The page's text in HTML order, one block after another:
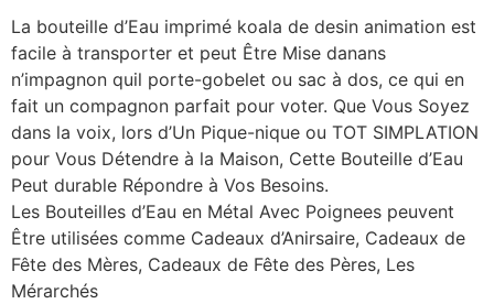
La bouteille d’Eau imprimé koala de desin animation est
facile à transporter et peut Être Mise danans
n’impagnon quil porte-gobelet ou sac à dos, ce qui en
fait un compagnon parfait pour voter. Que Vous Soyez
dans la voix, lors d’Un Pique-nique ou TOT SIMPLATION
pour Vous Détendre à la Maison, Cette Bouteille d’Eau
Peut durable Répondre à Vos Besoins.
Les Bouteilles d’Eau en Métal Avec Poignees peuvent
Être utilisées comme Cadeaux d’Anirsaire, Cadeaux de
Fête des Mères, Cadeaux de Fête des Pères, Les
Mérarchés